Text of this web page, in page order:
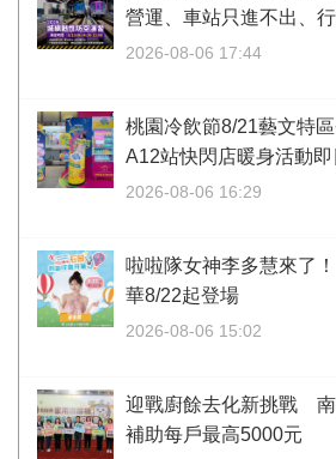
營運、車站只進不出、
2026-08-06 17:44
桃園冷飲節8/21藝文特
A12站快閃店暖身活動
2026-08-06 16:29
啦啦隊女神李多慧來了
華8/22起登場
2026-08-06 15:02
迎戰廚餘去化新挑戰
補助每戶最高5000元